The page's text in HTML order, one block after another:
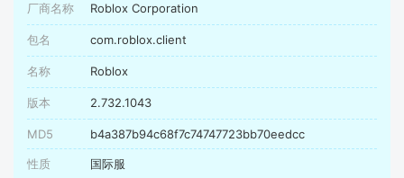
厂商名称 Roblox Corporation
包名 com.roblox.client
名称 Roblox
版本 2.732.1043
MD5 b4a387b94c68f7c74747723bb70eedcc
性质 国际服